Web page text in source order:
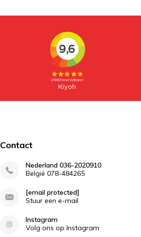
Contact
Nederland 036-2020910
België 078-484265
[email protected]
Stuur een e-mail
Instagram
Volg ons op Instagram